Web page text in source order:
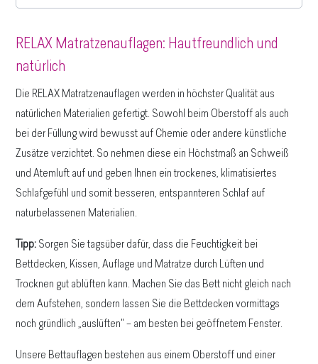
RELAX Matratzenauflagen: Hautfreundlich und
natürlich
Die RELAX Matratzenauflagen werden in höchster Qualität aus
natürlichen Materialien gefertigt. Sowohl beim Oberstoff als auch
bei der Füllung wird bewusst auf Chemie oder andere künstliche
Zusätze verzichtet. So nehmen diese ein Höchstmaß an Schweiß
und Atemluft auf und geben Ihnen ein trockenes, klimatisiertes
Schlafgefühl und somit besseren, entspannteren Schlaf auf
naturbelassenen Materialien.
Tipp: Sorgen Sie tagsüber dafür, dass die Feuchtigkeit bei
Bettdecken, Kissen, Auflage und Matratze durch Lüften und
Trocknen gut ablüften kann. Machen Sie das Bett nicht gleich nach
dem Aufstehen, sondern lassen Sie die Bettdecken vormittags
noch gründlich „auslüften" – am besten bei geöffnetem Fenster.
Unsere Bettauflagen bestehen aus einem Oberstoff und einer